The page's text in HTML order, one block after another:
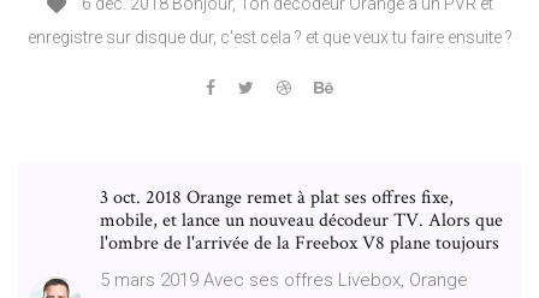
6 déc. 2018 Bonjour, Ton décodeur Orange à un PVR et
enregistre sur disque dur, c'est cela ? et que veux tu faire ensuite ?
3 oct. 2018 Orange remet à plat ses offres fixe,
mobile, et lance un nouveau décodeur TV. Alors que
l'ombre de l'arrivée de la Freebox V8 plane toujours
5 mars 2019 Avec ses offres Livebox, Orange